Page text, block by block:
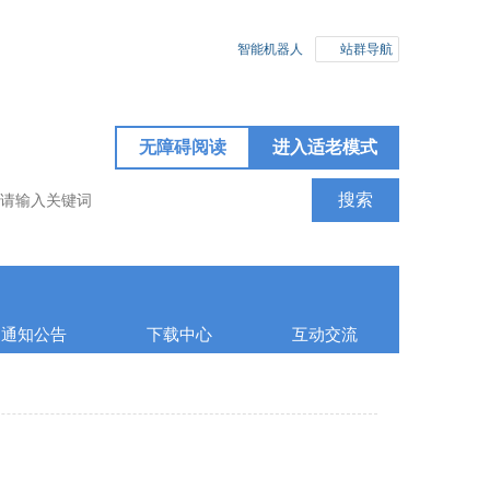
站群导航
智能机器人
进入适老模式
无障碍阅读
通知公告 下载中心 互动交流